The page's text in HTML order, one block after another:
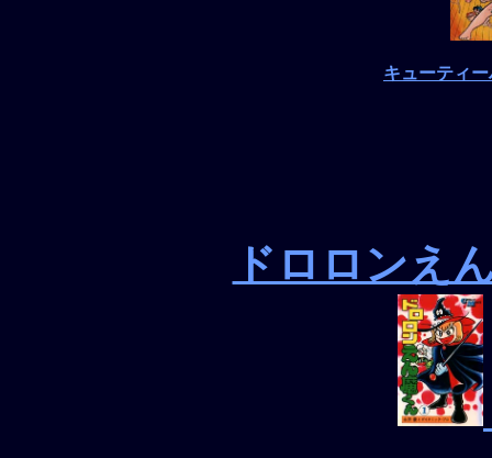
キューティ
ドロロンえ